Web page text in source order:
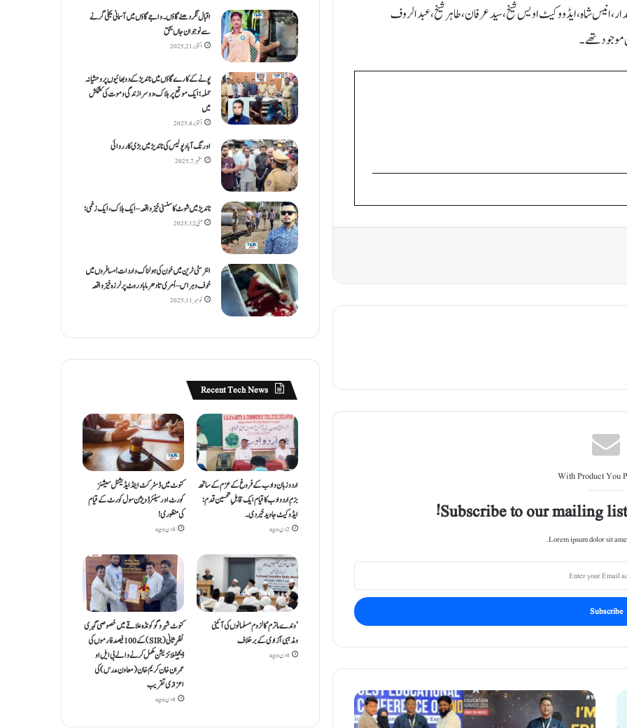
انیس شاہ، ایڈووکیٹ اویس شیخ، سید عرفان، طاہر شیخ، عبدالروف
موجود تھے۔
With Product You
Subscribe to our mailing
Lorem ipsum dolor sit
ت
ع
اقبال نگر دھنےگاؤں۔ واجےگاؤں میں آسمانی بجلی گرنے
سے نوجوان جاں بحق
اکتوبر 21, 2025
پونے کے کارےگاؤں میں ناندیڑ کے دو بھائیوں پر وحشیانہ
حملہ؛ ایک موقع پر ہلاک، دوسرا زندگی و موت کی کشمکش
میں
اکتوبر 4, 2025
اورنگ آباد پولیس کی ناندیڑ میں بڑی کارروائی
ستمبر 7, 2025
ناندیڑ میں شوٹ کا سنسنی خیز واقعہ – ایک ہلاک، ایک زخمی؛
مئی 12, 2025
انٹر سٹی ٹرین میں خون کی ہولناک واردات! مسافروں میں
خوف و ہراس – اُمری تا دھرما باد روٹ پر لرزہ خیز واقعہ
نومبر 11, 2025
Recent Tech News
اردو زبان و ادب کے فروغ کے عزم کے ساتھ
بزمِ اردو ادب کا قیام ایک قابلِ تحسین قدم :
ایڈوکیٹ جاوید خیردی۔
2 دن ago
کنوٹ میں ڈسٹرکٹ اینڈ ایڈیشنل سیشنز
کورٹ اور سینئر ڈویژن سول کورٹ کے قیام
کی منظوری!
4 دن ago
’وندے ماترم‘ کا لزوم مسلمانوں کی آئینی
ومذہبی آزادی کے برخلاف
4 دن ago
کنوٹ شہر و گوکونڈہ علاقے میں خصوصی گہری
نظرِ ثانی (SIR) کے 100 فیصد فارموں کی
ڈیجیٹلائزیشن مکمل کرنے والے بی ایل او
عمران خان کریم خان (معاون مدرس) کی
اعزازی تقریب
4 دن ago